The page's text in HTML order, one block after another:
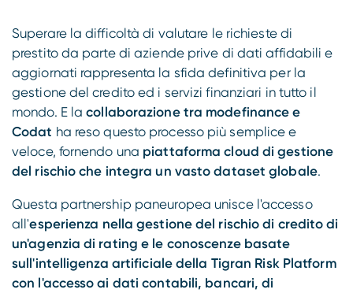
Superare la difficoltà di valutare le richieste di
prestito da parte di aziende prive di dati affidabili e
aggiornati rappresenta la sfida definitiva per la
gestione del credito ed i servizi finanziari in tutto il
mondo. E lacollaborazione tra modefinance e
Codat ha reso questo processo più semplice e
veloce, fornendo una piattaforma cloud di gestione
del rischio che integra un vasto dataset globale.
Questa partnership paneuropea unisce l'accesso
all'esperienza nella gestione del rischio di credito di
un'agenzia di rating e le conoscenze basate
sull'intelligenza artificiale della Tigran Risk Platform
con l'accesso ai dati contabili, bancari, di